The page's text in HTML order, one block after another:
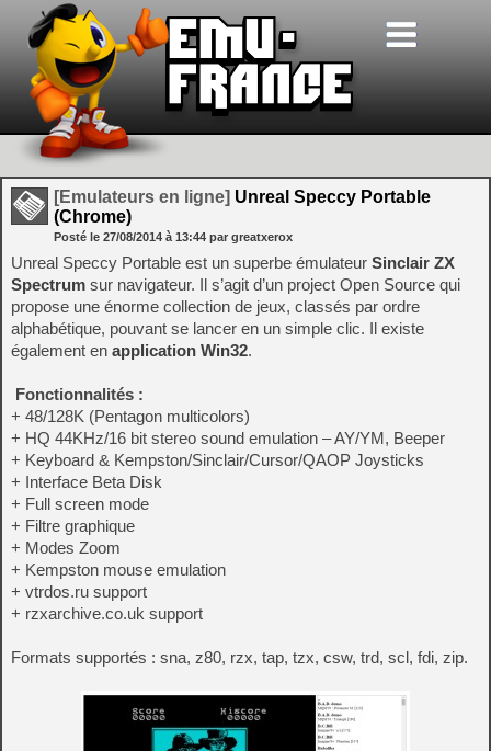
[Emulateurs en ligne] Unreal Speccy Portable
(Chrome)
Posté le 27/08/2014 à 13:44 par greatxerox
Unreal Speccy Portable est un superbe émulateur Sinclair ZX
Spectrum sur navigateur. Il s’agit d’un project Open Source qui
propose une énorme collection de jeux, classés par ordre
alphabétique, pouvant se lancer en un simple clic. Il existe
également en application Win32.
Fonctionnalités :
+ 48/128K (Pentagon multicolors)
+ HQ 44KHz/16 bit stereo sound emulation – AY/YM, Beeper
+ Keyboard & Kempston/Sinclair/Cursor/QAOP Joysticks
+ Interface Beta Disk
+ Full screen mode
+ Filtre graphique
+ Modes Zoom
+ Kempston mouse emulation
+ vtrdos.ru support
+ rzxarchive.co.uk support
Formats supportés : sna, z80, rzx, tap, tzx, csw, trd, scl, fdi, zip.